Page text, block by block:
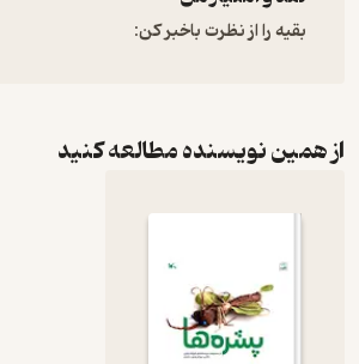
بقیه را از نظرت باخبر کن:
از همین نویسنده مطالعه کنید